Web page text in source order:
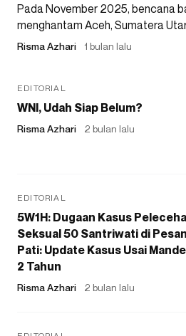
Pada November 2025, bencana
menghantam Aceh, Sumatera
Risma Azhari 1 bulan lalu
EDITORIAL
WNI, Udah Siap Belum?
Risma Azhari 2 bulan lalu
EDITORIAL
5W1H: Dugaan Kasus
Seksual 50 Santriwati di
Pati: Update Kasus Usai
2 Tahun
Risma Azhari 2 bulan lalu